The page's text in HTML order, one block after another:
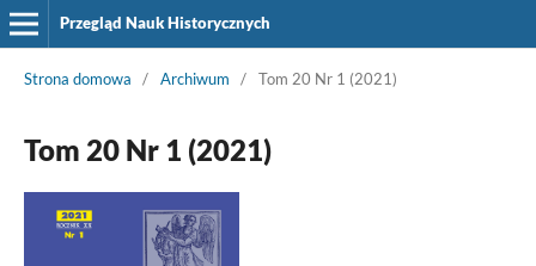
Przegląd Nauk Historycznych
Strona domowa / Archiwum / Tom 20 Nr 1 (2021)
Tom 20 Nr 1 (2021)